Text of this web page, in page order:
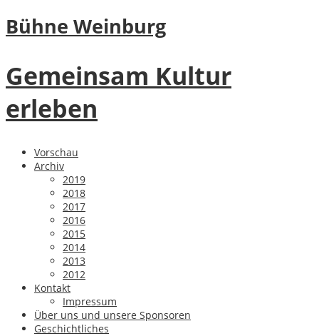
Bühne Weinburg
Gemeinsam Kultur
erleben
Vorschau
Archiv
2019
2018
2017
2016
2015
2014
2013
2012
Kontakt
Impressum
Über uns und unsere Sponsoren
Geschichtliches